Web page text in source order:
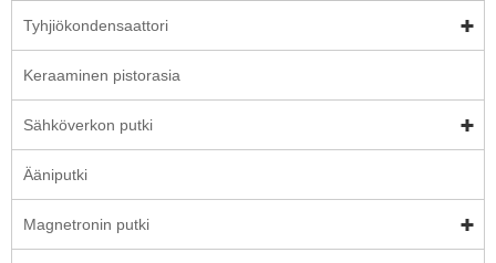
Tyhjiökondensaattori
Keraaminen pistorasia
Sähköverkon putki
Ääniputki
Magnetronin putki